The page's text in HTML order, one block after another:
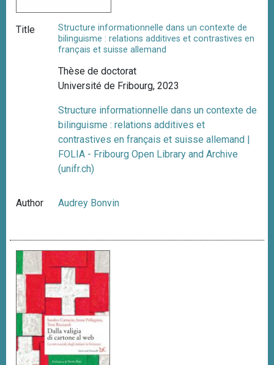
Title
Structure informationnelle dans un contexte de
bilinguisme : relations additives et contrastives en
français et suisse allemand
Thèse de doctorat
Université de Fribourg, 2023
Structure informationnelle dans un contexte de
bilinguisme : relations additives et
contrastives en français et suisse allemand |
FOLIA - Fribourg Open Library and Archive
(unifr.ch)
Author Audrey Bonvin